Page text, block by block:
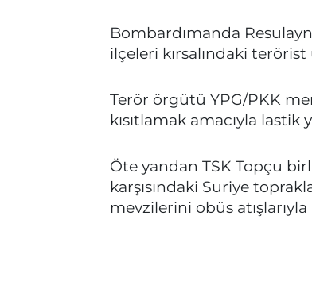
Bombardımanda
ilçeleri kırsalındaki
Terör örgütü YPG/PKK
kısıtlamak amacıyla lastik
Öte yandan TSK Topçu
karşısındaki Suriye
mevzilerini obüs atışlarıyla